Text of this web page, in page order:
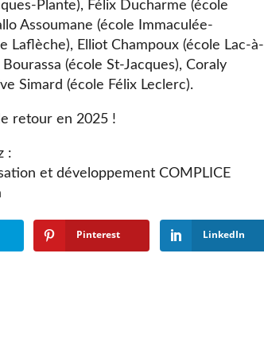
Plante), Félix Ducharme (école
Assoumane (école Immaculée-
Laflèche), Elliot Champoux (école Lac-à-
(école St-Jacques), Coraly
Simard (école Félix Leclerc).
retour en 2025 !
:
et développement COMPLICE
Pinterest LinkedIn